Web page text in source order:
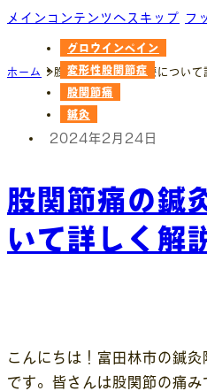
メインコンテンツへスキップ フ
ホーム 股関節痛の鍼灸治療について
2024年2月24日
股関節痛の鍼
いて詳しく解
グロウインペイン
変形性股関節症
股関節痛
鍼灸
こんにちは！富田林市の鍼
です。皆さんは股関節の痛